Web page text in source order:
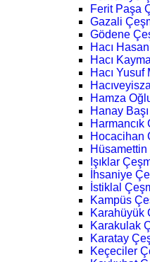
Ferit Paşa
Gazali
Gödene
Hacı
Hacı
Hacı
Hamza
Hanay
Harmancık
Hocacihan
Işıklar
İhsaniye
İstiklal
Kampüs
Karahüyük
Karakulak
Karatay
Keçeciler